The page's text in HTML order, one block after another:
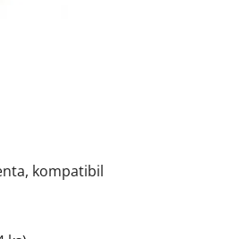
kompatibil